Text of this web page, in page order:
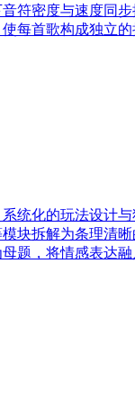
符密度与速度同
每首歌构成独立
统化的玩法设计
块拆解为条理清
，将情感表达